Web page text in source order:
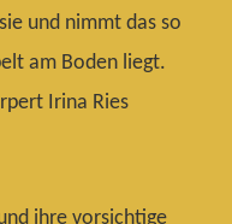
und nimmt das so
am Boden liegt.
Irina Ries
ihre vorsichtige